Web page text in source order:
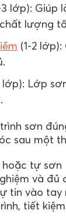
lớp): Giúp
lượng
(1-2
lớp): Lớp
sơn
sau một
tự sơn
và
tin vào
tiết